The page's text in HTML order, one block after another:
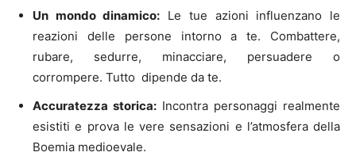
Un mondo dinamico: Le tue azioni influenzano le
reazioni delle persone intorno a te. Combattere,
rubare, sedurre, minacciare, persuadere o
corrompere. Tutto dipende da te.
Accuratezza storica: Incontra personaggi realmente
esistiti e prova le vere sensazioni e l’atmosfera della
Boemia medioevale.